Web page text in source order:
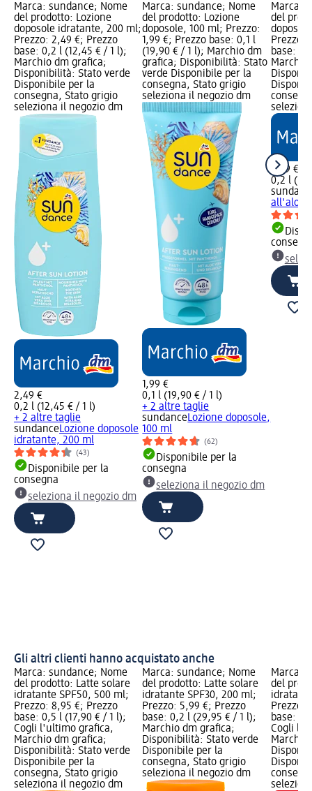
Marca: sundance; Nome
del prodotto: Lozione
doposole idratante, 200 ml;
Prezzo: 2,49 €; Prezzo
base: 0,2 l (12,45 € / 1 l);
Marchio dm grafica;
Disponibilità: Stato verde
Disponibile per la
consegna, Stato grigio
seleziona il negozio dm
2,49 €
0,2 l (12,45 € / 1 l)
+ 2 altre taglie
sundanceLozione doposole
idratante, 200 ml
(43)
Disponibile per la
consegna
seleziona il negozio dm
Marca: sundance; Nome
del prodotto: Lozione
doposole, 100 ml; Prezzo:
1,99 €; Prezzo base: 0,1 l
(19,90 € / 1 l); Marchio dm
grafica; Disponibilità: Stato
verde Disponibile per la
consegna, Stato grigio
seleziona il negozio dm
1,99 €
0,1 l (19,90 € / 1 l)
+ 2 altre taglie
sundanceLozione doposole,
100 ml
(62)
Disponibile per la
consegna
seleziona il negozio dm
Marca:
del
Prezzo:
base:
Marchio
3,99 €
0,2 l
all'aloe,
Gli altri clienti hanno acquistato anche
Marca: sundance; Nome
del prodotto: Latte solare
idratante SPF50, 500 ml;
Prezzo: 8,95 €; Prezzo
base: 0,5 l (17,90 € / 1 l);
Cogli l'ultimo grafica,
Marchio dm grafica;
Disponibilità: Stato verde
Disponibile per la
consegna, Stato grigio
seleziona il negozio dm
Marca: sundance; Nome
del prodotto: Latte solare
idratante SPF30, 200 ml;
Prezzo: 5,99 €; Prezzo
base: 0,2 l (29,95 € / 1 l);
Marchio dm grafica;
Disponibilità: Stato verde
Disponibile per la
consegna, Stato grigio
seleziona il negozio dm
Marca:
del
Prezzo:
base:
Cogli
Marchio